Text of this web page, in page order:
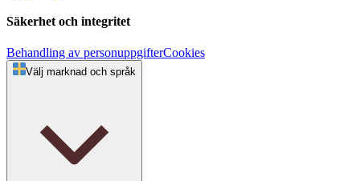
Säkerhet och integritet
Behandling av personuppgifterCookies
Välj marknad och språk